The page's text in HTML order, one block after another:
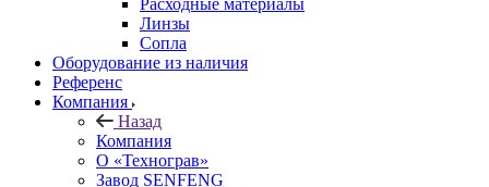
Расходные материалы
Линзы
Сопла
Оборудование из наличия
Референс
Компания
Назад
Компания
О «Технограв»
Завод SENFENG